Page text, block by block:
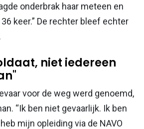
onderbrak haar meteen en
keer.” De rechter bleef echter
niet iedereen
voor de weg werd genoemd,
“Ik ben niet gevaarlijk. Ik ben
mijn opleiding via de NAVO